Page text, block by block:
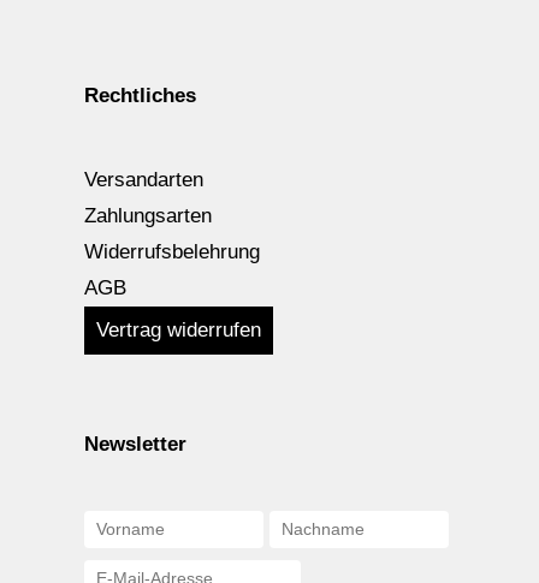
Rechtliches
Versandarten
Zahlungsarten
Widerrufsbelehrung
AGB
Vertrag widerrufen
Newsletter